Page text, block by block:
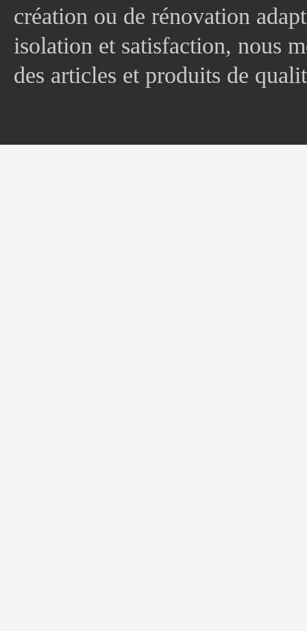
création ou de rénovation
isolation et satisfaction, nous
des articles et produits de